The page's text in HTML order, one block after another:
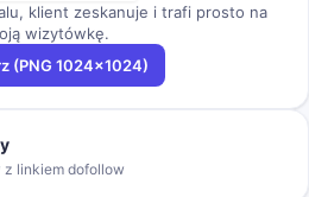
klient zeskanuje i trafi prosto na
wizytówkę.
(PNG 1024×1024)
linkiem dofollow